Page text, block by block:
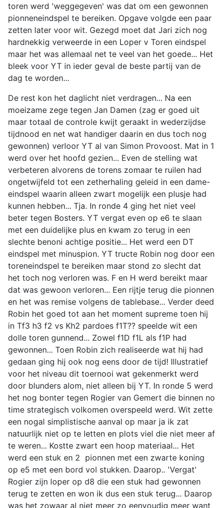
toren werd 'weggegeven' was dat om een gewonnen
pionneneindspel te bereiken. Opgave volgde een paar
zetten later voor wit. Gezegd moet dat Jari zich nog
hardnekkig verweerde in een Loper v Toren eindspel
maar het was allemaal net te veel van het goede... Het
bleek voor YT in ieder geval de beste partij van de
dag te worden...
De rest kon het daglicht niet verdragen... Na een
moeizame zege tegen Jan Damen (zag er goed uit
maar totaal de controle kwijt geraakt in wederzijdse
tijdnood en net wat handiger daarin en dus toch nog
gewonnen) verloor YT al van Simon Provoost. Mat in 1
werd over het hoofd gezien... Even de stelling wat
verbeteren alvorens de torens zomaar te ruilen had
ongetwijfeld tot een zetherhaling geleid in een dame-
eindspel waarin alleen zwart mogelijk een plusje had
kunnen hebben... Tja. In ronde 4 ging het niet veel
beter tegen Bosters. YT vergat even op e6 te slaan
met een duidelijke plus en kwam zo terug in een
slechte benoni achtige positie... Het werd een DT
eindspel met minuspion. YT tructe Robin nog door een
toreneindspel te bereiken maar stond zo slecht dat
het toch nog verloren was. F en H werd bereikt maar
dat was gewoon verloren... Een rijtje terug die pionnen
en het was remise volgens de tablebase... Verder deed
Robin het goed tot aan het moment supreme toen hij
in Tf3 h3 f2 vs Kh2 pardoes f1T?? speelde wit een
dolle toren gunnend... Zowel f1D f1L als f1P had
gewonnen... Toen Robin zich realiseerde wat hij had
gedaan ging hij ook nog eens door de tijd! Illustratief
voor het niveau dit toernooi wat gekenmerkt werd
door blunders alom, niet alleen bij YT. In ronde 5 werd
het nog bonter tegen Rogier van Gemert die binnen no
time strategisch volkomen overspeeld werd. Wit zette
een nogal simplistische aanval op maar ja ik zat
natuurlijk niet op te letten en plots viel die niet meer af
te weren... Kostte zwart een hoop materiaal... Het
werd een stuk en 2 pionnen met een zwarte koning
op e5 met een bord vol stukken. Daarop.. 'Vergat'
Rogier zijn loper op d8 die een stuk had gewonnen
terug te zetten en won ik dus een stuk terug... Daarop
was het zowaar al niet meer zo eenvoudig meer want